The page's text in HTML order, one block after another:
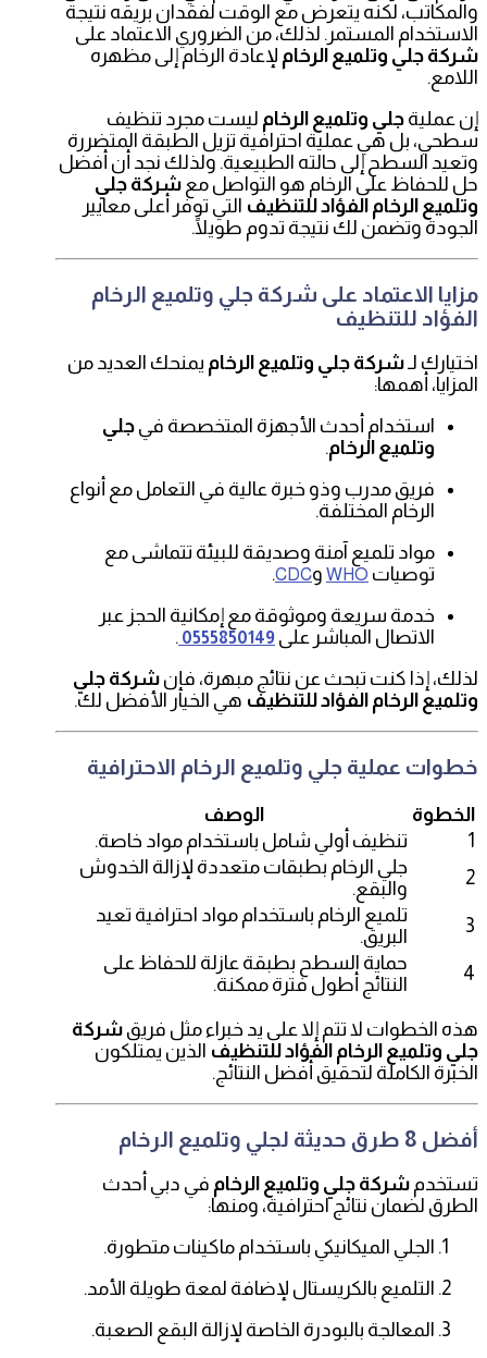
والمكاتب، لكنه يتعرض مع الوقت لفقدان بريقه نتيجة
الاستخدام المستمر. لذلك، من الضروري الاعتماد على
شركة جلي وتلميع الرخام لإعادة الرخام إلى مظهره
اللامع.
إن عملية جلي وتلميع الرخام ليست مجرد تنظيف
سطحي، بل هي عملية احترافية تزيل الطبقة المتضررة
وتعيد السطح إلى حالته الطبيعية. ولذلك نجد أن أفضل
حل للحفاظ على الرخام هو التواصل مع شركة جلي
وتلميع الرخام الفؤاد للتنظيف التي توفر أعلى معايير
الجودة وتضمن لك نتيجة تدوم طويلًا.
مزايا الاعتماد على شركة جلي وتلميع الرخام
الفؤاد للتنظيف
اختيارك لـشركة جلي وتلميع الرخام يمنحك العديد من
المزايا، أهمها:
استخدام أحدث الأجهزة المتخصصة في جلي
وتلميع الرخام.
فريق مدرب وذو خبرة عالية في التعامل مع أنواع
الرخام المختلفة.
مواد تلميع آمنة وصديقة للبيئة تتماشى مع
توصيات WHO وCDC
.
خدمة سريعة وموثوقة مع إمكانية الحجز عبر
الاتصال المباشر على 0555850149
.
لذلك، إذا كنت تبحث عن نتائج مبهرة، فإن شركة جلي
وتلميع الرخام الفؤاد للتنظيف هي الخيار الأفضل لك.
خطوات عملية جلي وتلميع الرخام الاحترافية
الخطوة
الوصف
1
تنظيف أولي شامل باستخدام مواد خاصة.
2
جلي الرخام بطبقات متعددة لإزالة الخدوش
والبقع.
3
تلميع الرخام باستخدام مواد احترافية تعيد
البريق.
4
حماية السطح بطبقة عازلة للحفاظ على
النتائج أطول فترة ممكنة.
هذه الخطوات لا تتم إلا على يد خبراء مثل فريق شركة
جلي وتلميع الرخام الفؤاد للتنظيف الذين يمتلكون
الخبرة الكاملة لتحقيق أفضل النتائج.
أفضل 8 طرق حديثة لجلي وتلميع الرخام
تستخدم شركة جلي وتلميع الرخام في دبي أحدث
الطرق لضمان نتائج احترافية، ومنها:
الجلي الميكانيكي باستخدام ماكينات متطورة.
التلميع بالكريستال لإضافة لمعة طويلة الأمد.
المعالجة بالبودرة الخاصة لإزالة البقع الصعبة.